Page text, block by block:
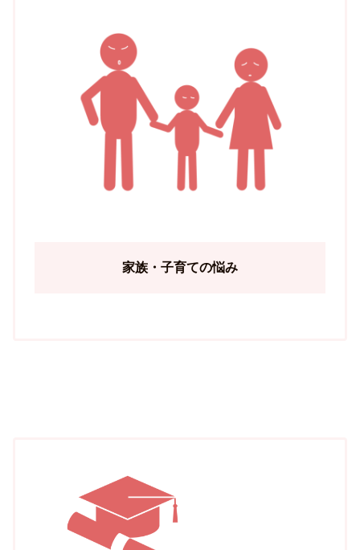
家族・子育ての悩み